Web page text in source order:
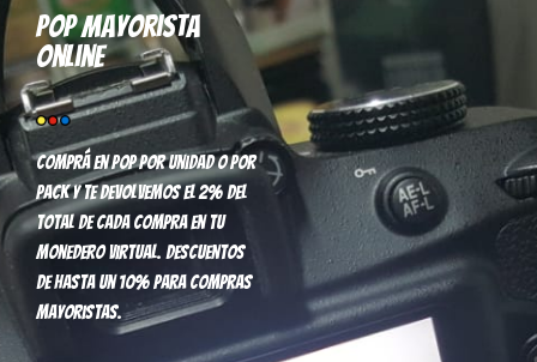
Pop mayorista
online
Comprá en pop por unidad o por
pack y te devolvemos el 2% del
total de cada compra en tu
monedero virtual. Descuentos
de hasta un 10% para compras
mayoristas.